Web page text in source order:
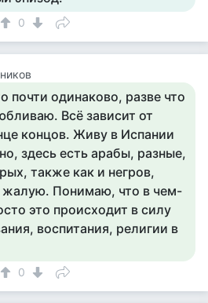
0
почти одинаково, разве что
Всё зависит от
концов. Живу в Испании
здесь есть арабы, разные,
также как и негров,
жалую. Понимаю, что в чем-
это происходит в силу
воспитания, религии в
0